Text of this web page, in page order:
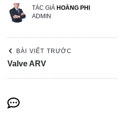
TÁC GIẢ HOÀNG PHI
ADMIN
BÀI VIẾT TRƯỚC
Valve ARV